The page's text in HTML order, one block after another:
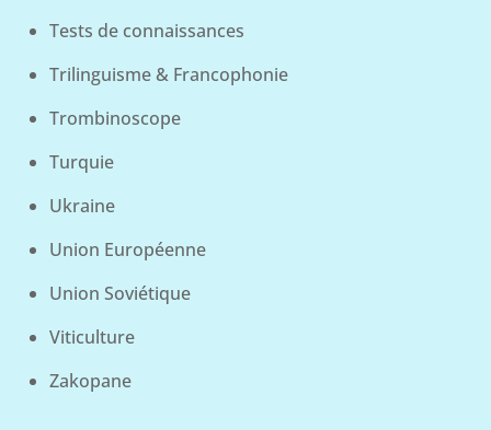
Tests de connaissances
Trilinguisme & Francophonie
Trombinoscope
Turquie
Ukraine
Union Européenne
Union Soviétique
Viticulture
Zakopane